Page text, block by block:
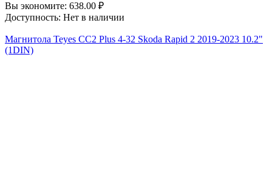
Вы экономите: 638.00 ₽
Доступность: Нет в наличии
Магнитола Teyes CC2 Plus 4-32 Skoda Rapid 2 2019-2023 10.2"
(1DIN)